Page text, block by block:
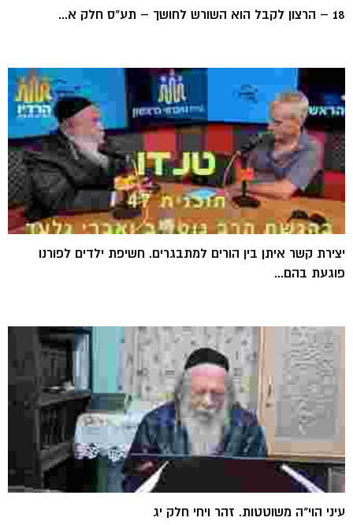
18 – הרצון לקבל הוא השורש לחושך – תע"ס חלק א...
יצירת קשר איתן בין הורים למתבגרים. חשיפת ילדים לפורנו
פוגעת בהם...
עיני הוי"ה משוטטות. זהר ויחי חלק יג